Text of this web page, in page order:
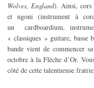
Wolves, England). Ainsi, cors
et ngoni (instrument à
un
cardboardium,
« classiques » guitare,
bande vient de commencer
octobre à la Flèche d’Or.
côté de cette talentueuse